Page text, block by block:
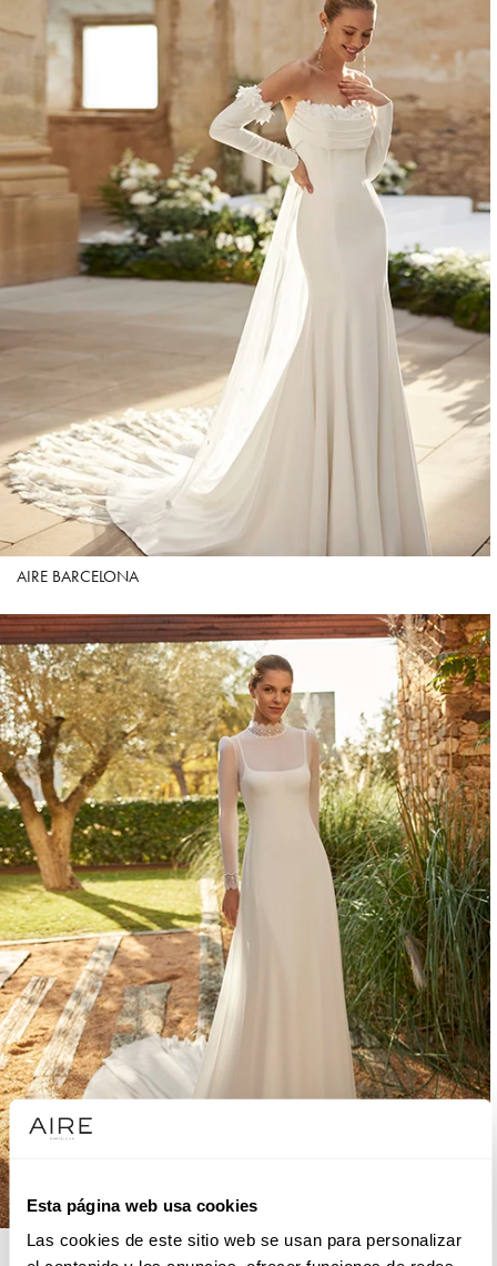
Esta página web usa cookies
Las cookies de este sitio web se usan para personalizar
AIRE BARCELONA
AIRE BOHO